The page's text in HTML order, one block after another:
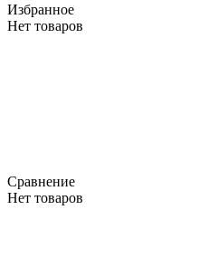
Избранное
Нет товаров
Сравнение
Нет товаров